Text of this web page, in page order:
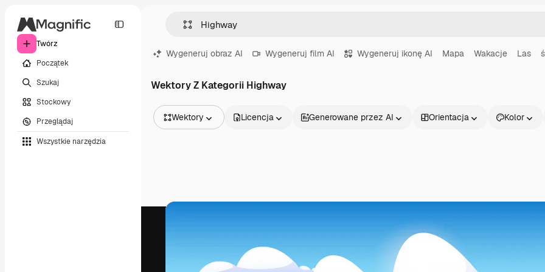
Twórz
Początek
Szukaj
Stockowy
Przeglądaj
Wszystkie narzędzia
Wygeneruj obraz AI Wygeneruj film AI Wygeneruj ikonę AI Mapa Wakacje Las
Wektory Z Kategorii Highway
Wektory
Filmy
Licencja Generowane przez AI Orientacja Kolor
Produkty